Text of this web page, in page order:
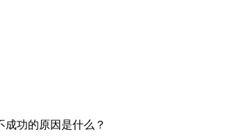
成功的原因是什么？